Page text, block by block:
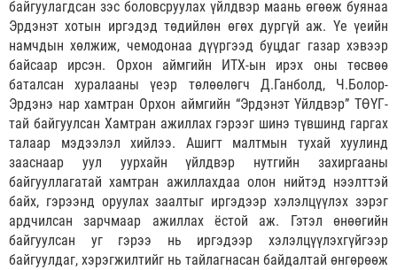
байгуулагдсан зэс боловсруулах үйлдвэр маань өгөөж буянаа
Эрдэнэт хотын иргэдэд төдийлөн өгөх дургүй аж. Үе үеийн
намчдын хөлжиж, чемодонаа дүүргээд буцдаг газар хэвээр
байсаар ирсэн. Орхон аймгийн ИТХ-ын ирэх оны төсвөө
баталсан хуралааны үеэр төлөөлөгч Д.Ганболд, Ч.Болор-
Эрдэнэ нар хамтран Орхон аймгийн “Эрдэнэт Үйлдвэр” ТӨҮГ-
тай байгуулсан Хамтран ажиллах гэрээг шинэ түвшинд гаргах
талаар мэдээлэл хийлээ. Ашигт малтмын тухай хуулинд
зааснаар уул уурхайн үйлдвэр нутгийн захиргааны
байгууллагатай хамтран ажиллахдаа олон нийтэд нээлттэй
байх, гэрээнд оруулах заалтыг иргэдээр хэлэлцүүлэх зэрэг
ардчилсан зарчмаар ажиллах ёстой аж. Гэтэл өнөөгийн
байгуулсан уг гэрээ нь иргэдээр хэлэлцүүлэхгүйгээр
байгуулдаг, хэрэгжилтийг нь тайлагнасан байдалтай өнгөрөөж